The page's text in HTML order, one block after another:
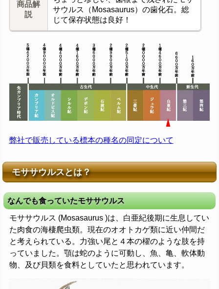
商品解
説
サウルス（Mosasaurus）の歯化石。総
じて保存状態は良好！
弊社で販売している標本の種名の同定について
モササウルスとは？
なんでも食っていたモササウルス
モササウルス (Mosasaurus )は、白亜紀後期に生息してい
た肉食の海棲爬虫類。現在のオオトカゲ類に近い仲間だ
と考えられている。力強い尾と４本の櫂のような肢を持
っていました。顎は蛇のように可動し、魚、亀、軟体動
物、及び貝類を食料としていたと思われています。